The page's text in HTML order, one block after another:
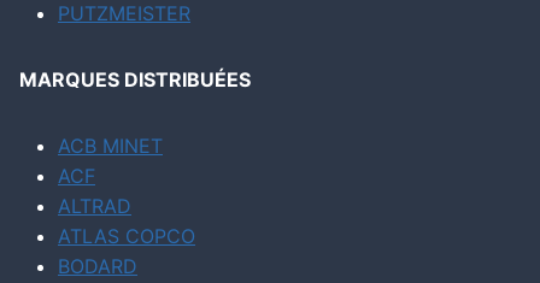
PUTZMEISTER
MARQUES DISTRIBUÉES
ACB MINET
ACF
ALTRAD
ATLAS COPCO
BODARD